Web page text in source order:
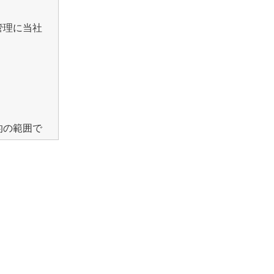
に当社
の範囲で